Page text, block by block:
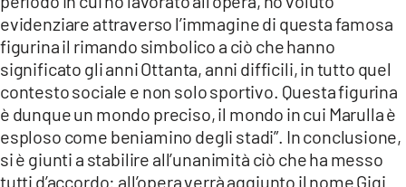
evidenziare attraverso l’immagine di questa famosa
figurina il rimando simbolico a ciò che hanno
significato gli anni Ottanta, anni difficili, in tutto quel
contesto sociale e non solo sportivo. Questa figurina
è dunque un mondo preciso, il mondo in cui Marulla è
esploso come beniamino degli stadi”. In conclusione,
si è giunti a stabilire all’unanimità ciò che ha messo
tutti d’accordo: all’opera verrà aggiunto il nome Gigi